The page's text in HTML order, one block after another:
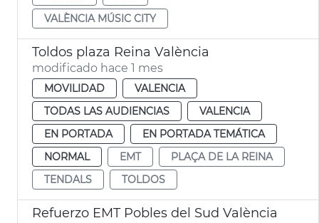
VALÈNCIA MÚSIC CITY
Toldos plaza Reina València
modificado hace 1 mes
MOVILIDAD
VALENCIA
TODAS LAS AUDIENCIAS
VALENCIA
EN PORTADA
EN PORTADA TEMÁTICA
NORMAL
EMT
PLAÇA DE LA REINA
TENDALS
TOLDOS
Refuerzo EMT Pobles del Sud València